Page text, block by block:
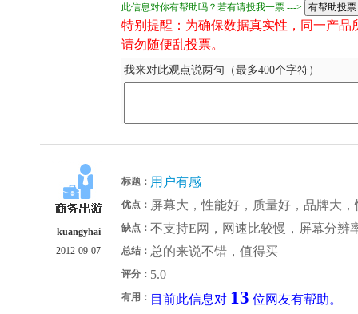
此信息对你有帮助吗？若有请投我一票 --->
特别提醒：为确保数据真实性，同一产
请勿随便乱投票。
我来对此观点说两句（最多400个字符）
kuangyhai
2012-09-07
标题： 用户有感
优点： 屏幕大，性能好，质量好，品牌大
缺点： 不支持E网，网速比较慢，屏幕分辨
总结： 总的来说不错，值得买
评分： 5.0
有用： 目前此信息对 13 位网友有帮助。